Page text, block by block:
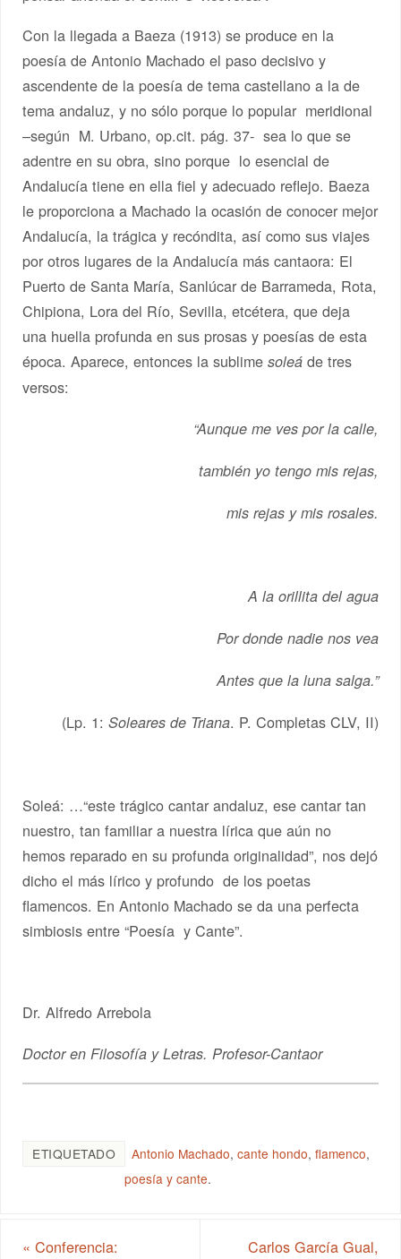
Con la llegada a Baeza (1913) se produce en la
poesía de Antonio Machado el paso decisivo y
ascendente de la poesía de tema castellano a la de
tema andaluz, y no sólo porque lo popular meridional
–según M. Urbano, op.cit. pág. 37- sea lo que se
adentre en su obra, sino porque lo esencial de
Andalucía tiene en ella fiel y adecuado reflejo. Baeza
le proporciona a Machado la ocasión de conocer mejor
Andalucía, la trágica y recóndita, así como sus viajes
por otros lugares de la Andalucía más cantaora: El
Puerto de Santa María, Sanlúcar de Barrameda, Rota,
Chipiona, Lora del Río, Sevilla, etcétera, que deja
una huella profunda en sus prosas y poesías de esta
época. Aparece, entonces la sublimesoleá de tres
versos:
“Aunque me ves por la calle,
también yo tengo mis rejas,
mis rejas y mis rosales.
A la orillita del agua
Por donde nadie nos vea
Antes que la luna salga.”
(Lp. 1: Soleares de Triana. P. Completas CLV, II)
Soleá: …“este trágico cantar andaluz, ese cantar tan
nuestro, tan familiar a nuestra lírica que aún no
hemos reparado en su profunda originalidad”, nos dejó
dicho el más lírico y profundo de los poetas
flamencos. En Antonio Machado se da una perfecta
simbiosis entre “Poesía y Cante”.
Dr. Alfredo Arrebola
Doctor en Filosofía y Letras. Profesor-Cantaor
ETIQUETADO Antonio Machado,cante hondo,flamenco,
poesía y cante.
« Conferencia: Carlos García Gual,